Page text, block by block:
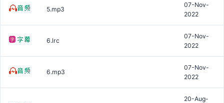
5.mp3
07-Nov-
2022
6.lrc
07-Nov-
2022
6.mp3
07-Nov-
2022
20-Aug-